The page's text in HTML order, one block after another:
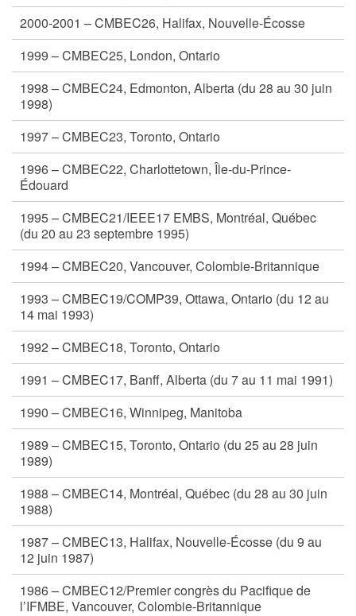
2000-2001 – CMBEC26, Halifax, Nouvelle-Écosse
1999 – CMBEC25, London, Ontario
1998 – CMBEC24, Edmonton, Alberta (du 28 au 30 juin
1998)
1997 – CMBEC23, Toronto, Ontario
1996 – CMBEC22, Charlottetown, Île-du-Prince-
Édouard
1995 – CMBEC21/IEEE17 EMBS, Montréal, Québec
(du 20 au 23 septembre 1995)
1994 – CMBEC20, Vancouver, Colombie-Britannique
1993 – CMBEC19/COMP39, Ottawa, Ontario (du 12 au
14 mai 1993)
1992 – CMBEC18, Toronto, Ontario
1991 – CMBEC17, Banff, Alberta (du 7 au 11 mai 1991)
1990 – CMBEC16, Winnipeg, Manitoba
1989 – CMBEC15, Toronto, Ontario (du 25 au 28 juin
1989)
1988 – CMBEC14, Montréal, Québec (du 28 au 30 juin
1988)
1987 – CMBEC13, Halifax, Nouvelle-Écosse (du 9 au
12 juin 1987)
1986 – CMBEC12/Premier congrès du Pacifique de
l’IFMBE, Vancouver, Colombie-Britannique